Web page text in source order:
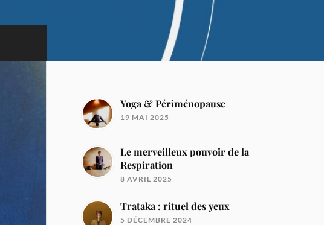
Yoga & Périménopause
19 MAI 2025
Le merveilleux pouvoir de la
Respiration
8 AVRIL 2025
Trataka : rituel des yeux
5 DÉCEMBRE 2024